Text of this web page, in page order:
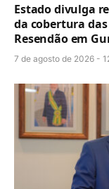
Estado divulga
da cobertura
Resendão em
7 de agosto de 2026 -